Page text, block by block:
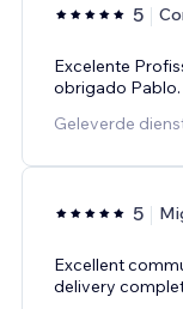
5
Excelente
obrigado Pablo.
Geleverde
5
Excellent
delivery